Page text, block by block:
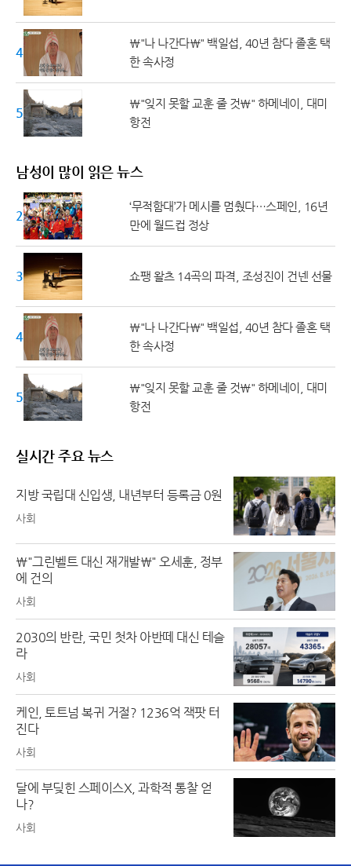
40대
\"나 나간다\" 백일섭, 40년 참다 졸혼 택
한 속사정
50대 ↑
\"잊지 못할 교훈 줄 것\" 하메네이, 대미
항전
남성이 많이 읽은 뉴스
20대 ↓
‘무적함대’가 메시를 멈췄다…스페인, 16년
만에 월드컵 정상
30대 쇼팽 왈츠 14곡의 파격, 조성진이 건넨 선물
40대
\"나 나간다\" 백일섭, 40년 참다 졸혼 택
한 속사정
50대 ↑
\"잊지 못할 교훈 줄 것\" 하메네이, 대미
항전
실시간 주요 뉴스
지방 국립대 신입생, 내년부터 등록금 0원
사회
\"그린벨트 대신 재개발\" 오세훈, 정부
에 건의
사회
2030의 반란, 국민 첫차 아반떼 대신 테슬
라
사회
케인, 토트넘 복귀 거절? 1236억 잭팟 터
진다
사회
달에 부딪힌 스페이스X, 과학적 통찰 얻
나?
사회